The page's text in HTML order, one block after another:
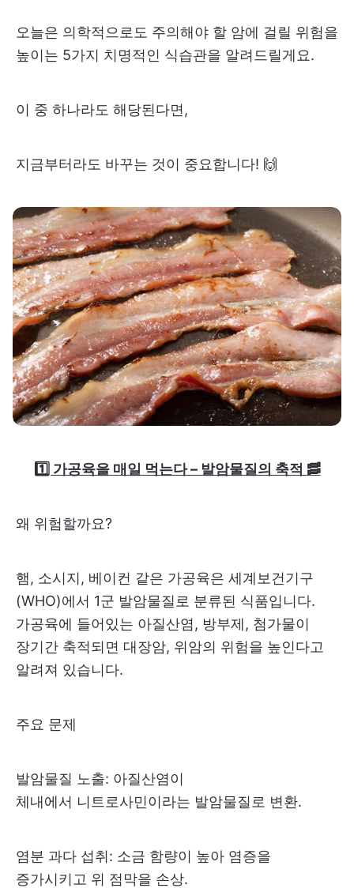
오늘은 의학적으로도 주의해야 할 암에 걸릴 위험을
높이는 5가지 치명적인 식습관을 알려드릴게요.
이 중 하나라도 해당된다면,
지금부터라도 바꾸는 것이 중요합니다! 🙌
1️⃣ 가공육을 매일 먹는다 – 발암물질의 축적 🥓
왜 위험할까요?
햄, 소시지, 베이컨 같은 가공육은 세계보건기구
(WHO)에서 1군 발암물질로 분류된 식품입니다.
가공육에 들어있는 아질산염, 방부제, 첨가물이
장기간 축적되면 대장암, 위암의 위험을 높인다고
알려져 있습니다.
주요 문제
발암물질 노출: 아질산염이
체내에서 니트로사민이라는 발암물질로 변환.
염분 과다 섭취: 소금 함량이 높아 염증을
증가시키고 위 점막을 손상.